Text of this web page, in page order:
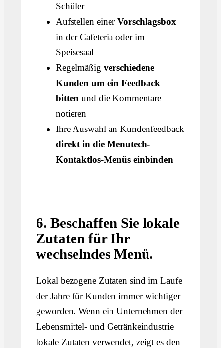
Schüler
Aufstellen einerVorschlagsbox
in der Cafeteria oder im
Speisesaal
Regelmäßigverschiedene
Kunden um ein Feedback
bitten und die Kommentare
notieren
Ihre Auswahl an Kundenfeedback
direkt in die Menutech-
Kontaktlos-Menüs einbinden
6. Beschaffen Sie lokale
Zutaten für Ihr
wechselndes Menü.
Lokal bezogene Zutaten sind im Laufe
der Jahre für Kunden immer wichtiger
geworden. Wenn ein Unternehmen der
Lebensmittel- und Getränkeindustrie
lokale Zutaten verwendet, zeigt es den